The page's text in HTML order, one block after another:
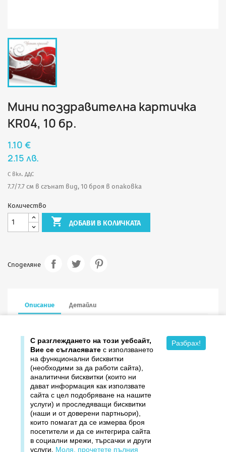
Мини поздравителна картичка
КR04, 10 бр.
1.10 €
2.15 лв.
С вкл. ДДС
7.7/7.7 см в сгънат вид, 10 броя в опаковка
Количество
 ДОБАВИ В КОЛИЧКАТА
Споделяне
Описание Детайли
Продукти
Издателство ДОМИНО
С разглеждането на този уебсайт,
Вие се съгласявате с използването
на функционални бисквитки
(необходими за да работи сайта),
аналитични бисквитки (които ни
дават информация как използвате
сайта с цел подобряване на нашите
услуги) и проследяващи бисквитки
(наши и от доверени партньори),
които помагат да се измерва броя
посетители и да се интегрира сайта
в социални мрежи, търсачки и други
услуги.
Моля, прочетете пълния
Разбрах!